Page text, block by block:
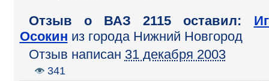
Отзыв o ВАЗ 2115 оставил:
Осокин из города Нижний Новгород
Отзыв написан 31 декабря 2003
341